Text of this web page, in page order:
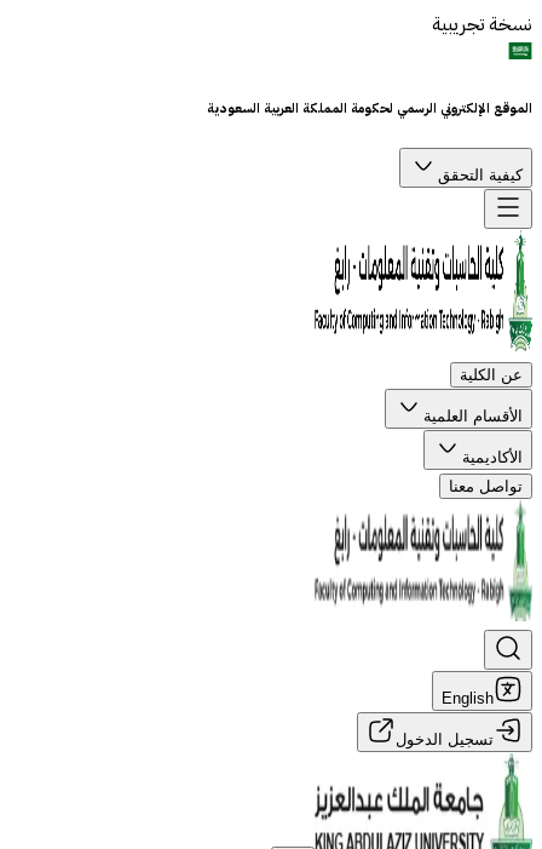
نسخة تجريبية
الموقع الإلكتروني الرسمي لحكومة المملكة العربية السعودية
كيفية التحقق
عن الكلية
الأقسام العلمية
الأكاديمية
تواصل معنا
English
تسجيل الدخول